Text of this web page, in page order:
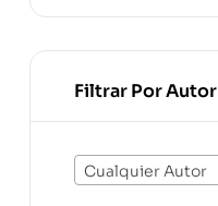
Filtrar Por Autor
Cualquier Autor